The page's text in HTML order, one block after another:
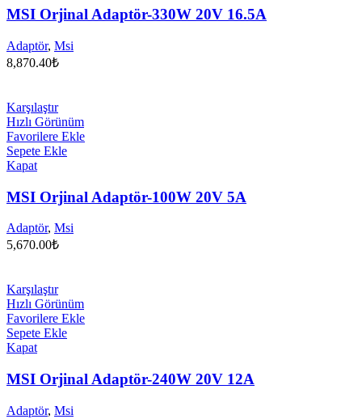
MSI Orjinal Adaptör-330W 20V 16.5A
Adaptör, Msi
8,870.40₺
Karşılaştır
Hızlı Görünüm
Favorilere Ekle
Sepete Ekle
Kapat
MSI Orjinal Adaptör-100W 20V 5A
Adaptör, Msi
5,670.00₺
Karşılaştır
Hızlı Görünüm
Favorilere Ekle
Sepete Ekle
Kapat
MSI Orjinal Adaptör-240W 20V 12A
Adaptör, Msi